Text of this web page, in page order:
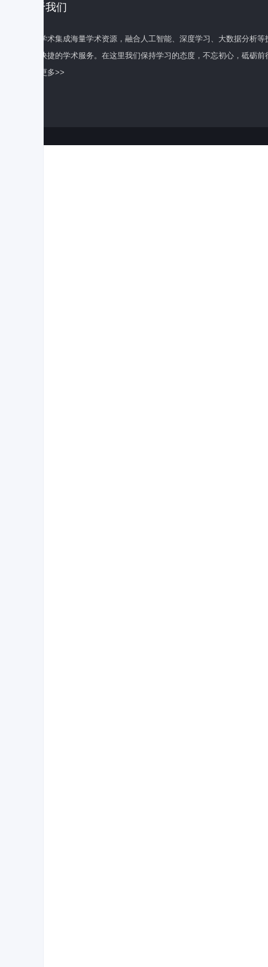
关于我们
百度学术集成海量学术资源，融合人工智能、深度学习、大数据分析
全面快捷的学术服务。在这里我们保持学习的态度，不忘初心，砥砺前
了解更多>>